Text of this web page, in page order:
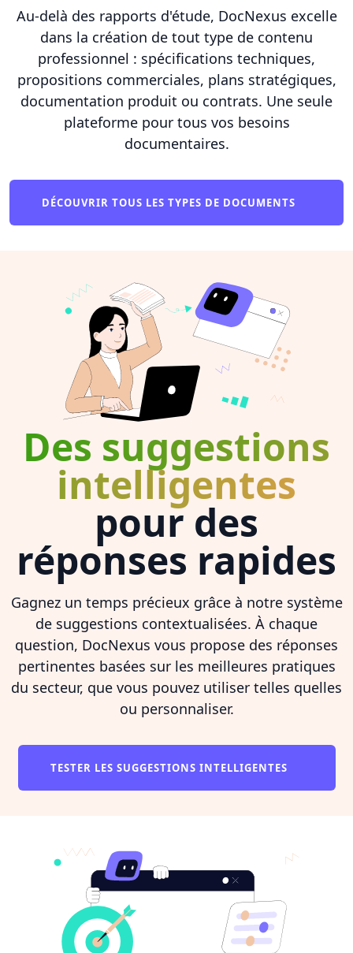
Au-delà des rapports d'étude, DocNexus excelle
dans la création de tout type de contenu
professionnel : spécifications techniques,
propositions commerciales, plans stratégiques,
documentation produit ou contrats. Une seule
plateforme pour tous vos besoins
documentaires.
DÉCOUVRIR TOUS LES TYPES DE DOCUMENTS
Des suggestions
intelligentes
pour des
réponses rapides
Gagnez un temps précieux grâce à notre système
de suggestions contextualisées. À chaque
question, DocNexus vous propose des réponses
pertinentes basées sur les meilleures pratiques
du secteur, que vous pouvez utiliser telles quelles
ou personnaliser.
TESTER LES SUGGESTIONS INTELLIGENTES